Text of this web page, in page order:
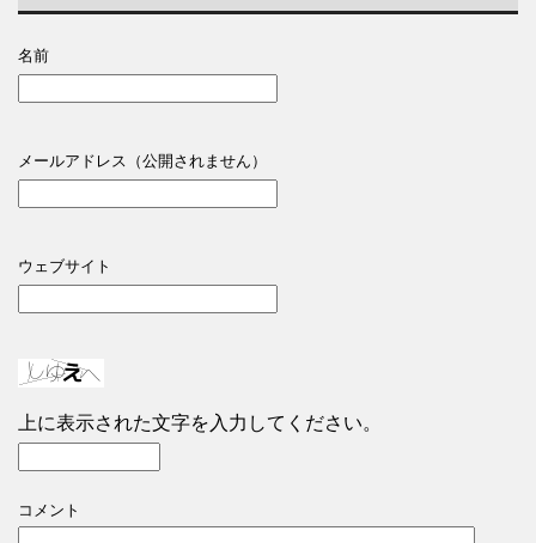
名前
メールアドレス（公開されません）
ウェブサイト
上に表示された文字を入力してください。
コメント